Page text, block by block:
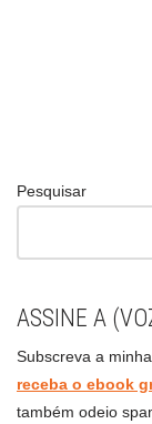
Pesquisar
ASSINE A
Subscreva a
receba o ebook
também odeio